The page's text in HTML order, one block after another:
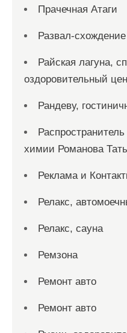
Прачечная Атаги
Развал-схождение
Райская лагуна,
оздоровительный
Рандеву,
химии Романова
Реклама и
Релакс,
Релакс, сауна
Ремзона
Ремонт авто
Ремонт авто